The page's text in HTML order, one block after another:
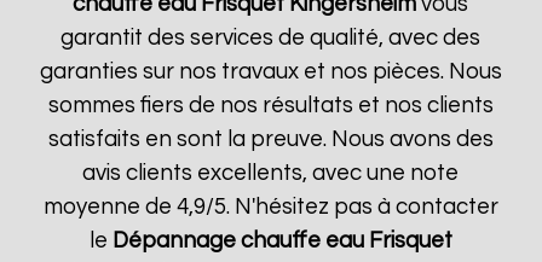
garantit des services de qualité, avec des
garanties sur nos travaux et nos pièces. Nous
sommes fiers de nos résultats et nos clients
satisfaits en sont la preuve. Nous avons des
avis clients excellents, avec une note
moyenne de 4,9/5. N'hésitez pas à contacter
le Dépannage chauffe eau Frisquet